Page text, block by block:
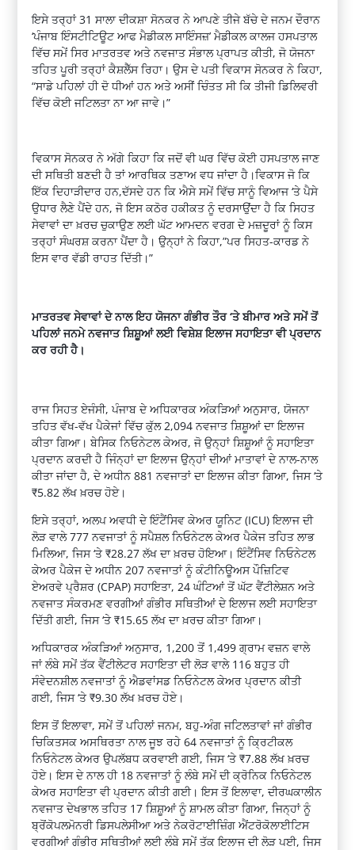
ਇਸੇ ਤਰ੍ਹਾਂ 31 ਸਾਲਾ ਦੀਕਸ਼ਾ ਸੋਨਕਰ ਨੇ ਆਪਣੇ ਤੀਜੇ ਬੱਚੇ ਦੇ ਜਨਮ ਦੌਰਾਨ
‘ਪੰਜਾਬ ਇੰਸਟੀਟਿਊਟ ਆਫ ਮੈਡੀਕਲ ਸਾਇੰਸਜ਼’ ਮੈਡੀਕਲ ਕਾਲਜ ਹਸਪਤਾਲ
ਵਿੱਚ ਸਮੇਂ ਸਿਰ ਮਾਤਰਤਵ ਅਤੇ ਨਵਜਾਤ ਸੰਭਾਲ ਪ੍ਰਾਪਤ ਕੀਤੀ, ਜੋ ਯੋਜਨਾ
ਤਹਿਤ ਪੂਰੀ ਤਰ੍ਹਾਂ ਕੈਸ਼ਲੈੱਸ ਰਿਹਾ। ਉਸ ਦੇ ਪਤੀ ਵਿਕਾਸ ਸੋਨਕਰ ਨੇ ਕਿਹਾ,
“ਸਾਡੇ ਪਹਿਲਾਂ ਹੀ ਦੋ ਧੀਆਂ ਹਨ ਅਤੇ ਅਸੀਂ ਚਿੰਤਤ ਸੀ ਕਿ ਤੀਜੀ ਡਿਲਿਵਰੀ
ਵਿੱਚ ਕੋਈ ਜਟਿਲਤਾ ਨਾ ਆ ਜਾਵੇ।”
ਵਿਕਾਸ ਸੋਨਕਰ ਨੇ ਅੱਗੇ ਕਿਹਾ ਕਿ ਜਦੋਂ ਵੀ ਘਰ ਵਿੱਚ ਕੋਈ ਹਸਪਤਾਲ ਜਾਣ
ਦੀ ਸਥਿਤੀ ਬਣਦੀ ਹੈ ਤਾਂ ਆਰਥਿਕ ਤਣਾਅ ਵਧ ਜਾਂਦਾ ਹੈ।ਵਿਕਾਸ ਜੋ ਕਿ
ਇੱਕ ਦਿਹਾੜੀਦਾਰ ਹਨ,ਦੱਸਦੇ ਹਨ ਕਿ ਐਸੇ ਸਮੇਂ ਵਿੱਚ ਸਾਨੂੰ ਵਿਆਜ ‘ਤੇ ਪੈਸੇ
ਉਧਾਰ ਲੈਣੇ ਪੈਂਦੇ ਹਨ, ਜੋ ਇਸ ਕਠੋਰ ਹਕੀਕਤ ਨੂੰ ਦਰਸਾਉਂਦਾ ਹੈ ਕਿ ਸਿਹਤ
ਸੇਵਾਵਾਂ ਦਾ ਖ਼ਰਚ ਚੁਕਾਉਣ ਲਈ ਘੱਟ ਆਮਦਨ ਵਰਗ ਦੇ ਮਜ਼ਦੂਰਾਂ ਨੂੰ ਕਿਸ
ਤਰ੍ਹਾਂ ਸੰਘਰਸ਼ ਕਰਨਾ ਪੈਂਦਾ ਹੈ। ਉਨ੍ਹਾਂ ਨੇ ਕਿਹਾ,”ਪਰ ਸਿਹਤ-ਕਾਰਡ ਨੇ
ਇਸ ਵਾਰ ਵੱਡੀ ਰਾਹਤ ਦਿੱਤੀ।”
ਮਾਤਰਤਵ ਸੇਵਾਵਾਂ ਦੇ ਨਾਲ ਇਹ ਯੋਜਨਾ ਗੰਭੀਰ ਤੌਰ ‘ਤੇ ਬੀਮਾਰ ਅਤੇ ਸਮੇਂ ਤੋਂ
ਪਹਿਲਾਂ ਜਨਮੇ ਨਵਜਾਤ ਸ਼ਿਸ਼ੂਆਂ ਲਈ ਵਿਸ਼ੇਸ਼ ਇਲਾਜ ਸਹਾਇਤਾ ਵੀ ਪ੍ਰਦਾਨ
ਕਰ ਰਹੀ ਹੈ।
ਰਾਜ ਸਿਹਤ ਏਜੰਸੀ, ਪੰਜਾਬ ਦੇ ਅਧਿਕਾਰਕ ਅੰਕੜਿਆਂ ਅਨੁਸਾਰ, ਯੋਜਨਾ
ਤਹਿਤ ਵੱਖ-ਵੱਖ ਪੈਕੇਜਾਂ ਵਿੱਚ ਕੁੱਲ 2,094 ਨਵਜਾਤ ਸ਼ਿਸ਼ੂਆਂ ਦਾ ਇਲਾਜ
ਕੀਤਾ ਗਿਆ। ਬੇਸਿਕ ਨਿਓਨੇਟਲ ਕੇਅਰ, ਜੋ ਉਨ੍ਹਾਂ ਸ਼ਿਸ਼ੂਆਂ ਨੂੰ ਸਹਾਇਤਾ
ਪ੍ਰਦਾਨ ਕਰਦੀ ਹੈ ਜਿੰਨ੍ਹਾਂ ਦਾ ਇਲਾਜ ਉਨ੍ਹਾਂ ਦੀਆਂ ਮਾਤਾਵਾਂ ਦੇ ਨਾਲ-ਨਾਲ
ਕੀਤਾ ਜਾਂਦਾ ਹੈ, ਦੇ ਅਧੀਨ 881 ਨਵਜਾਤਾਂ ਦਾ ਇਲਾਜ ਕੀਤਾ ਗਿਆ, ਜਿਸ ‘ਤੇ
₹5.82 ਲੱਖ ਖ਼ਰਚ ਹੋਏ।
ਇਸੇ ਤਰ੍ਹਾਂ, ਅਲਪ ਅਵਧੀ ਦੇ ਇੰਟੈਂਸਿਵ ਕੇਅਰ ਯੂਨਿਟ (ICU) ਇਲਾਜ ਦੀ
ਲੋੜ ਵਾਲੇ 777 ਨਵਜਾਤਾਂ ਨੂੰ ਸਪੈਸ਼ਲ ਨਿਓਨੇਟਲ ਕੇਅਰ ਪੈਕੇਜ ਤਹਿਤ ਲਾਭ
ਮਿਲਿਆ, ਜਿਸ ‘ਤੇ ₹28.27 ਲੱਖ ਦਾ ਖ਼ਰਚ ਹੋਇਆ। ਇੰਟੈਂਸਿਵ ਨਿਓਨੇਟਲ
ਕੇਅਰ ਪੈਕੇਜ ਦੇ ਅਧੀਨ 207 ਨਵਜਾਤਾਂ ਨੂੰ ਕੰਟੀਨਿਊਅਸ ਪੌਜ਼ਿਟਿਵ
ਏਅਰਵੇ ਪ੍ਰੈਸ਼ਰ (CPAP) ਸਹਾਇਤਾ, 24 ਘੰਟਿਆਂ ਤੋਂ ਘੱਟ ਵੈਂਟੀਲੇਸ਼ਨ ਅਤੇ
ਨਵਜਾਤ ਸੰਕਰਮਣ ਵਰਗੀਆਂ ਗੰਭੀਰ ਸਥਿਤੀਆਂ ਦੇ ਇਲਾਜ ਲਈ ਸਹਾਇਤਾ
ਦਿੱਤੀ ਗਈ, ਜਿਸ ‘ਤੇ ₹15.65 ਲੱਖ ਦਾ ਖ਼ਰਚ ਕੀਤਾ ਗਿਆ।
ਅਧਿਕਾਰਕ ਅੰਕੜਿਆਂ ਅਨੁਸਾਰ, 1,200 ਤੋਂ 1,499 ਗ੍ਰਾਮ ਵਜ਼ਨ ਵਾਲੇ
ਜਾਂ ਲੰਬੇ ਸਮੇਂ ਤੱਕ ਵੈਂਟੀਲੇਟਰ ਸਹਾਇਤਾ ਦੀ ਲੋੜ ਵਾਲੇ 116 ਬਹੁਤ ਹੀ
ਸੰਵੇਦਨਸ਼ੀਲ ਨਵਜਾਤਾਂ ਨੂੰ ਐਡਵਾਂਸਡ ਨਿਓਨੇਟਲ ਕੇਅਰ ਪ੍ਰਦਾਨ ਕੀਤੀ
ਗਈ, ਜਿਸ ‘ਤੇ ₹9.30 ਲੱਖ ਖ਼ਰਚ ਹੋਏ।
ਇਸ ਤੋਂ ਇਲਾਵਾ, ਸਮੇਂ ਤੋਂ ਪਹਿਲਾਂ ਜਨਮ, ਬਹੁ-ਅੰਗ ਜਟਿਲਤਾਵਾਂ ਜਾਂ ਗੰਭੀਰ
ਚਿਕਿਤਸਕ ਅਸਥਿਰਤਾ ਨਾਲ ਜੂਝ ਰਹੇ 64 ਨਵਜਾਤਾਂ ਨੂੰ ਕ੍ਰਿਟੀਕਲ
ਨਿਓਨੇਟਲ ਕੇਅਰ ਉਪਲੱਬਧ ਕਰਵਾਈ ਗਈ, ਜਿਸ ‘ਤੇ ₹7.88 ਲੱਖ ਖ਼ਰਚ
ਹੋਏ। ਇਸ ਦੇ ਨਾਲ ਹੀ 18 ਨਵਜਾਤਾਂ ਨੂੰ ਲੰਬੇ ਸਮੇਂ ਦੀ ਕ੍ਰੋਨਿਕ ਨਿਓਨੇਟਲ
ਕੇਅਰ ਸਹਾਇਤਾ ਵੀ ਪ੍ਰਦਾਨ ਕੀਤੀ ਗਈ। ਇਸ ਤੋਂ ਇਲਾਵਾ, ਦੀਰਘਕਾਲੀਨ
ਨਵਜਾਤ ਦੇਖਭਾਲ ਤਹਿਤ 17 ਸ਼ਿਸ਼ੂਆਂ ਨੂੰ ਸ਼ਾਮਲ ਕੀਤਾ ਗਿਆ, ਜਿਨ੍ਹਾਂ ਨੂੰ
ਬ੍ਰੋਂਕੋਪਲਮੋਨਰੀ ਡਿਸਪਲੇਸੀਆ ਅਤੇ ਨੇਕਰੋਟਾਈਜ਼ਿੰਗ ਐਂਟਰੋਕੋਲਾਈਟਿਸ
ਵਰਗੀਆਂ ਗੰਭੀਰ ਸਥਿਤੀਆਂ ਲਈ ਲੰਬੇ ਸਮੇਂ ਤੱਕ ਇਲਾਜ ਦੀ ਲੋੜ ਪਈ, ਜਿਸ